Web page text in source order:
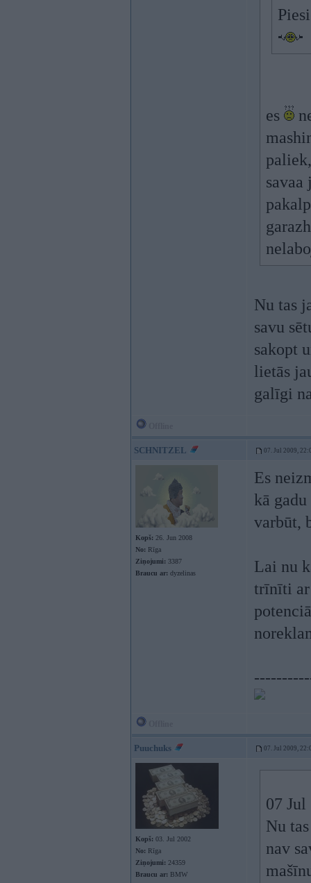
es
Nu tas
savu
sakopt
lietās
galīgi
SCHNITZEL 07. Jul 2009,
Kopš: 26. Jun 2008
No: Rīga
Ziņojumi: 3387
Braucu ar: dyzelinas
Es
kā
varbūt,
Lai nu
trīnīti ar
Puuchuks 07. Jul 2009,
Kopš: 03. Jul 2002
No: Rīga
Ziņojumi: 24359
Braucu ar: BMW
07
Nu
nav